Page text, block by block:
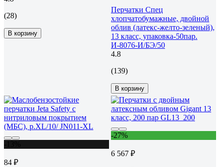
(28)
В корзину
Перчатки Спец
хлопчатобумажные, двойной
облив (латекс-желто-зеленый),
13 класс, упаковка-50пар.
И-8076-И/БЭ/50
4.8
(139)
В корзину
84 ₽
-27%
6 567 ₽